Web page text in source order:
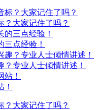
？大家记住了吗？
点经验！
专业人士倾情讲述！
？大家记住了吗？